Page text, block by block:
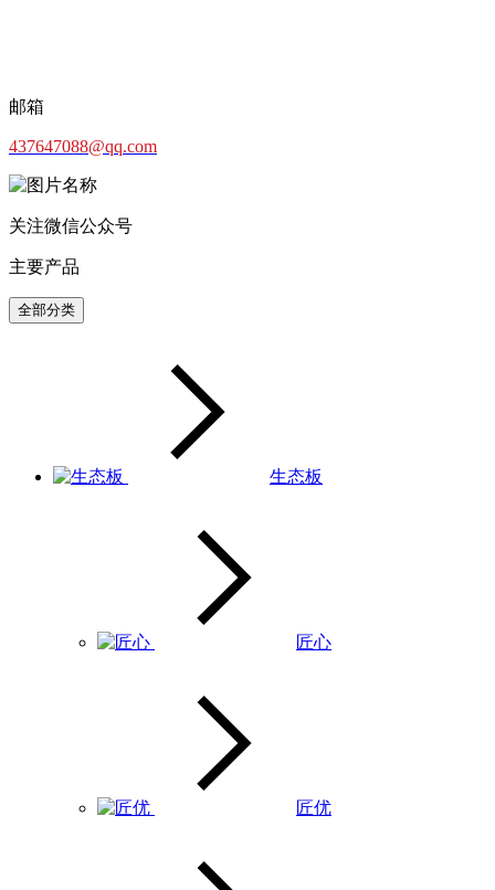
邮箱
437647088@qq.com
关注微信公众号
主要产品
全部分类
生态板
匠心
匠优